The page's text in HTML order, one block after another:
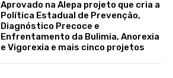
Aprovado na Alepa projeto que cria a
Política Estadual de Prevenção,
Diagnóstico Precoce e
Enfrentamento da Bulimia, Anorexia
e Vigorexia e mais cinco projetos